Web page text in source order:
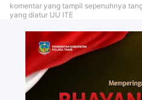
komentar yang tampil sepenuhnya
yang diatur UU ITE